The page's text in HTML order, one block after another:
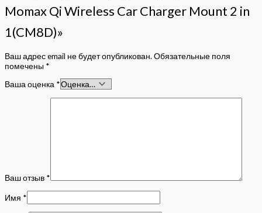
Momax Qi Wireless Car Charger Mount 2 in
1(CM8D)»
Ваш адрес email не будет опубликован.Обязательные поля
помечены *
Ваша оценка *
Ваш отзыв *
Имя *